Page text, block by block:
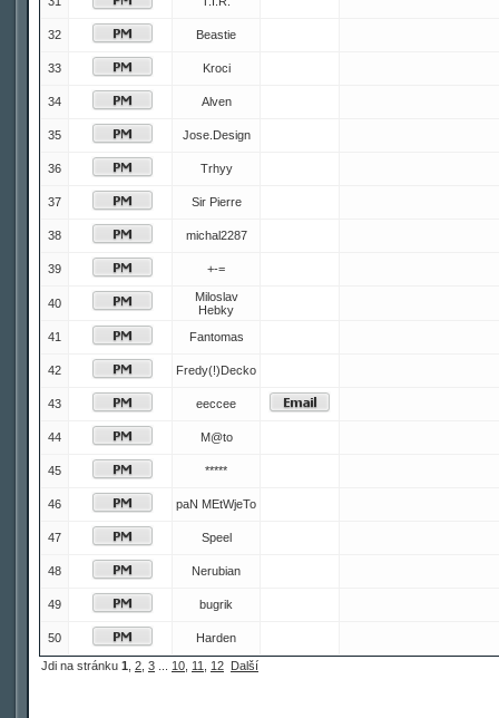
32 Beastie
33 Kroci
34 Alven
35 Jose.Design
36 Trhyy
37 Sir Pierre
38 michal2287
39 +-=
40
Miloslav
Hebky
41
Fantomas
42 Fredy(!)Decko
43 eeccee
44 M@to
45 *****
46 paN MEtWjeTo
47 Speel
48 Nerubian
49 bugrik
50 Harden
Jdi na stránku 1 2 3 10 11 12 Další